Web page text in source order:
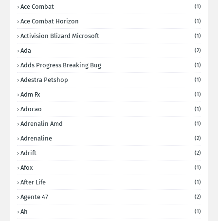
Ace Combat (1)
Ace Combat Horizon (1)
Activision Blizard Microsoft (1)
Ada (2)
Adds Progress Breaking Bug (1)
Adestra Petshop (1)
Adm Fx (1)
Adocao (1)
Adrenalin Amd (1)
Adrenaline (2)
Adrift (2)
Afox (1)
After Life (1)
Agente 47 (2)
Ah (1)